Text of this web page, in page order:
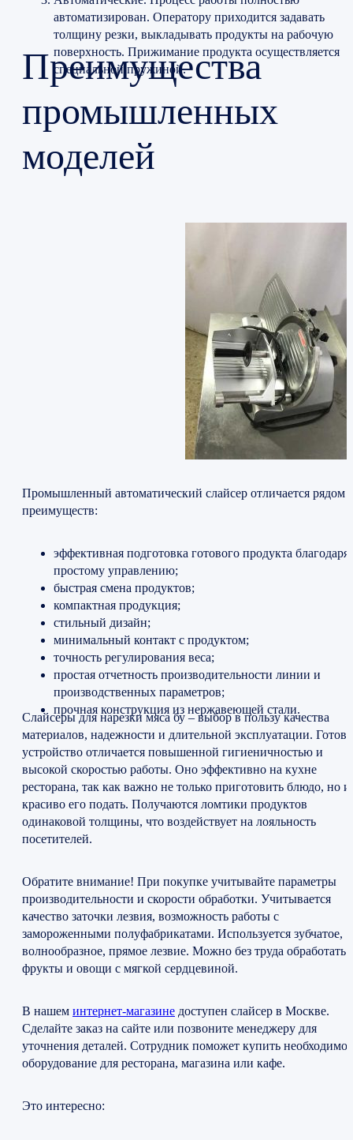
автоматизирован. Оператору приходится задавать
толщину резки, выкладывать продукты на рабочую
поверхность. Прижимание продукта осуществляется
специальной пружиной.
Преимущества
промышленных
моделей
Промышленный автоматический слайсер отличается рядом
преимуществ:
эффективная подготовка готового продукта благодаря
простому управлению;
быстрая смена продуктов;
компактная продукция;
стильный дизайн;
минимальный контакт с продуктом;
точность регулирования веса;
простая отчетность производительности линии и
производственных параметров;
прочная конструкция из нержавеющей стали.
Слайсеры для нарезки мяса бу – выбор в пользу качества
материалов, надежности и длительной эксплуатации.
устройство отличается повышенной гигиеничностью и
высокой скоростью работы. Оно эффективно на кухне
ресторана, так как важно не только приготовить блюдо, но и
красиво его подать. Получаются ломтики продуктов
одинаковой толщины, что воздействует на лояльность
посетителей.
Обратите внимание! При покупке учитывайте параметры
производительности и скорости обработки. Учитывается
качество заточки лезвия, возможность работы с
замороженными полуфабрикатами. Используется зубчатое,
волнообразное, прямое лезвие. Можно без труда обработать
фрукты и овощи с мягкой сердцевиной.
В нашем интернет-магазине доступен слайсер в Москве.
Сделайте заказ на сайте или позвоните менеджеру для
уточнения деталей. Сотрудник поможет купить необходимое
оборудование для ресторана, магазина или кафе.
Это интересно: